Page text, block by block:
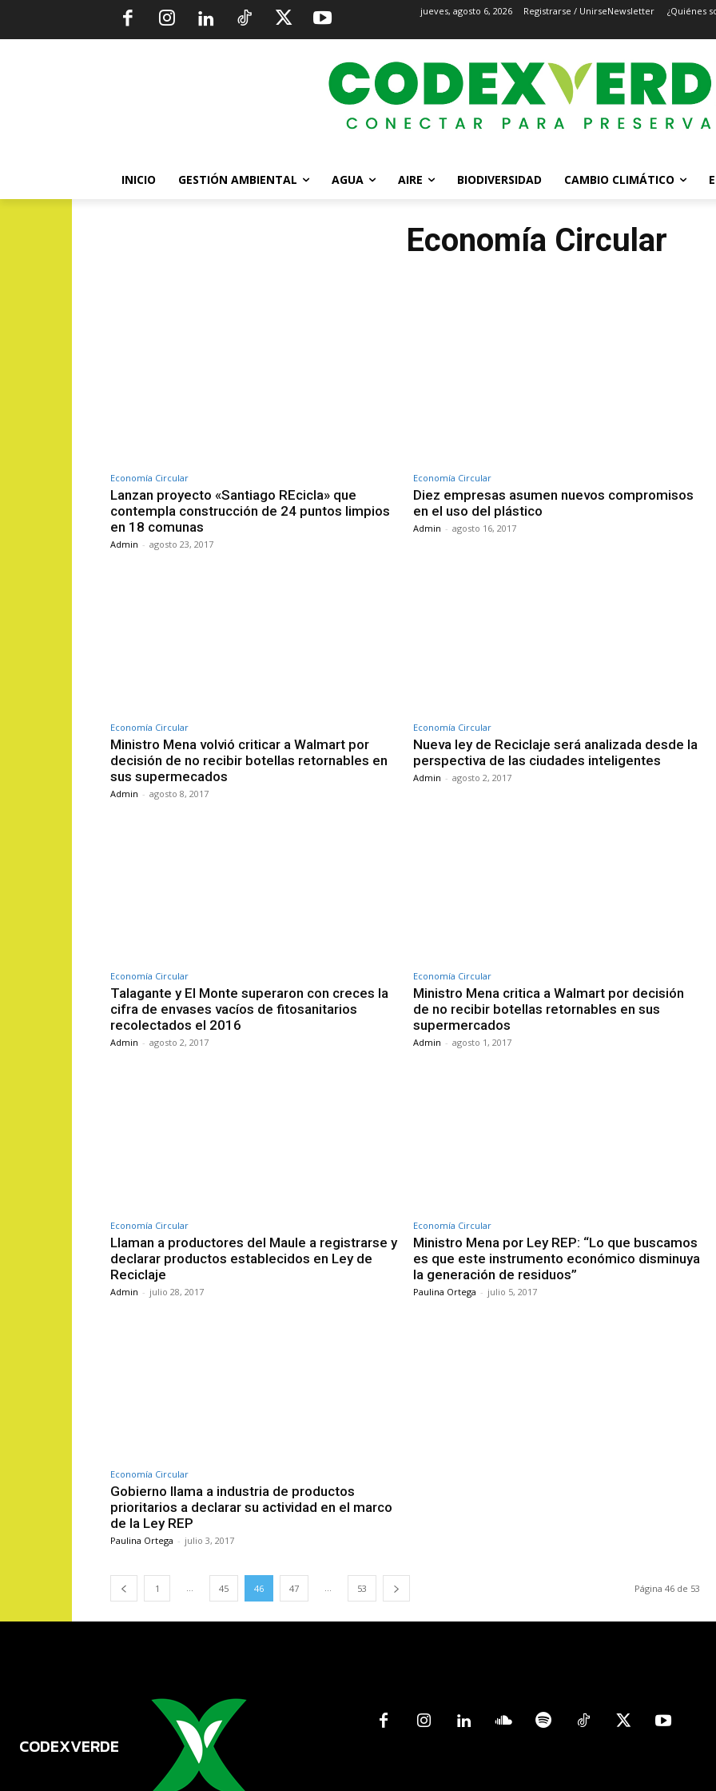
jueves, agosto 6, 2026 Registrarse / UnirseNewsletter ¿Quiénes
INICIO GESTIÓN AMBIENTAL AGUA AIRE BIODIVERSIDAD CAMBIO CLIMÁTICO
Economía Circular
Economía Circular
Lanzan proyecto «Santiago REcicla» que
contempla construcción de 24 puntos limpios
en 18 comunas
Admin - agosto 23, 2017
Economía Circular
Diez empresas asumen nuevos compromisos
en el uso del plástico
Admin - agosto 16, 2017
Economía Circular
Ministro Mena volvió criticar a Walmart por
decisión de no recibir botellas retornables en
sus supermecados
Admin - agosto 8, 2017
Economía Circular
Nueva ley de Reciclaje será analizada desde la
perspectiva de las ciudades inteligentes
Admin - agosto 2, 2017
Economía Circular
Talagante y El Monte superaron con creces la
cifra de envases vacíos de fitosanitarios
recolectados el 2016
Admin - agosto 2, 2017
Economía Circular
Ministro Mena critica a Walmart por decisión
de no recibir botellas retornables en sus
supermercados
Admin - agosto 1, 2017
Economía Circular
Llaman a productores del Maule a registrarse y
declarar productos establecidos en Ley de
Reciclaje
Admin - julio 28, 2017
Economía Circular
Ministro Mena por Ley REP: “Lo que buscamos
es que este instrumento económico disminuya
la generación de residuos”
Paulina Ortega - julio 5, 2017
Economía Circular
Gobierno llama a industria de productos
prioritarios a declarar su actividad en el marco
de la Ley REP
Paulina Ortega - julio 3, 2017
1 ... 45 46 47 ... 53 Página 46 de 53
CODEXVERDE